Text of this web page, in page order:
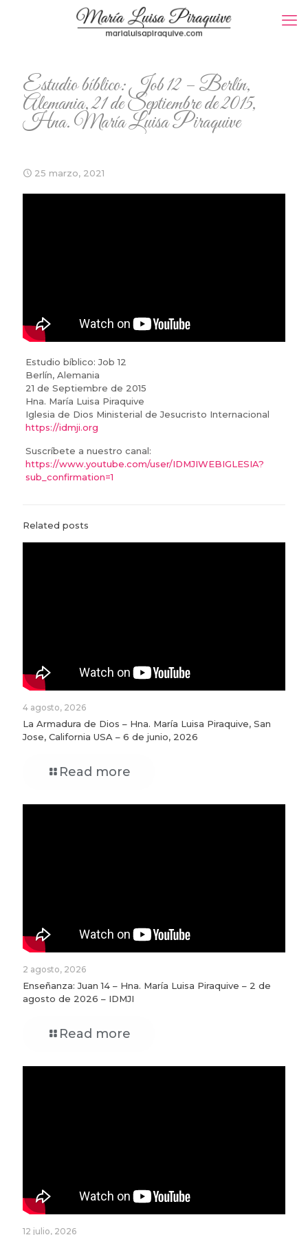
Estudio bíblico: Job 12 – Berlín,
Alemania, 21 de Septiembre de 2015,
Hna. María Luisa Piraquive
25 marzo, 2021
Estudio bíblico: Job 12
Berlín, Alemania
21 de Septiembre de 2015
Hna. María Luisa Piraquive
Iglesia de Dios Ministerial de Jesucristo Internacional
https://idmji.org
Suscríbete a nuestro canal:
https://www.youtube.com/user/IDMJIWEBIGLESIA?
sub_confirmation=1
Related posts
4 agosto, 2026
La Armadura de Dios – Hna. María Luisa Piraquive, San
Jose, California USA – 6 de junio, 2026
Read more
2 agosto, 2026
Enseñanza: Juan 14 – Hna. María Luisa Piraquive – 2 de
agosto de 2026 – IDMJI
Read more
12 julio, 2026